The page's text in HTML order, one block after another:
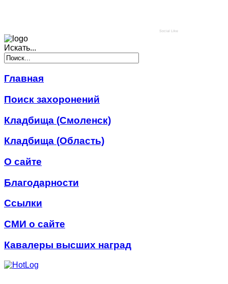
Social Like
Искать...
Главная
Поиск захоронений
Кладбища (Смоленск)
Кладбища (Область)
О сайте
Благодарности
Ссылки
СМИ о сайте
Кавалеры высших наград